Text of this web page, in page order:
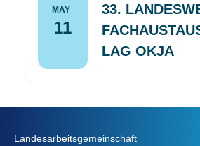
MAY
11
33.
LAG OKJA
Landesarbeitsgemeinschaft